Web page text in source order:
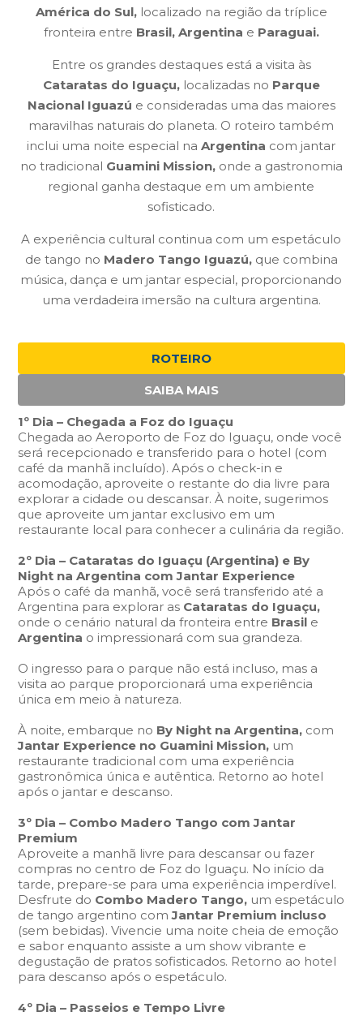
América do Sul,localizado na região da tríplice
fronteira entre Brasil, Argentina e Paraguai.
Entre os grandes destaques está a visita às
Cataratas do Iguaçu,localizadas no Parque
Nacional Iguazú e consideradas uma das maiores
maravilhas naturais do planeta. O roteiro também
inclui uma noite especial naArgentina com jantar
no tradicional Guamini Mission, onde a gastronomia
regional ganha destaque em um ambiente
sofisticado.
A experiência cultural continua com um espetáculo
de tango no Madero Tango Iguazú,que combina
música, dança e um jantar especial, proporcionando
uma verdadeira imersão na cultura argentina.
ROTEIRO
SAIBA MAIS
1º Dia – Chegada a Foz do Iguaçu
Chegada ao Aeroporto de Foz do Iguaçu, onde você
será recepcionado e transferido para o hotel (com
café da manhã incluído). Após o check-in e
acomodação, aproveite o restante do dia livre para
explorar a cidade ou descansar. À noite, sugerimos
que aproveite um jantar exclusivo em um
restaurante local para conhecer a culinária da região.
2º Dia – Cataratas do Iguaçu (Argentina) e By
Night na Argentina com Jantar Experience
Após o café da manhã, você será transferido até a
Argentina para explorar as Cataratas do Iguaçu,
onde o cenário natural da fronteira entre Brasil e
Argentina o impressionará com sua grandeza.
O ingresso para o parque não está incluso, mas a
visita ao parque proporcionará uma experiência
única em meio à natureza.
À noite, embarque no By Night na Argentina, com
Jantar Experience no Guamini Mission, um
restaurante tradicional com uma experiência
gastronômica única e autêntica. Retorno ao hotel
após o jantar e descanso.
3º Dia – Combo Madero Tango com Jantar
Premium
Aproveite a manhã livre para descansar ou fazer
compras no centro de Foz do Iguaçu. No início da
tarde, prepare-se para uma experiência imperdível.
Desfrute do Combo Madero Tango, um espetáculo
de tango argentino com Jantar Premium incluso
(sem bebidas). Vivencie uma noite cheia de emoção
e sabor enquanto assiste a um show vibrante e
degustação de pratos sofisticados. Retorno ao hotel
para descanso após o espetáculo.
4º Dia – Passeios e Tempo Livre